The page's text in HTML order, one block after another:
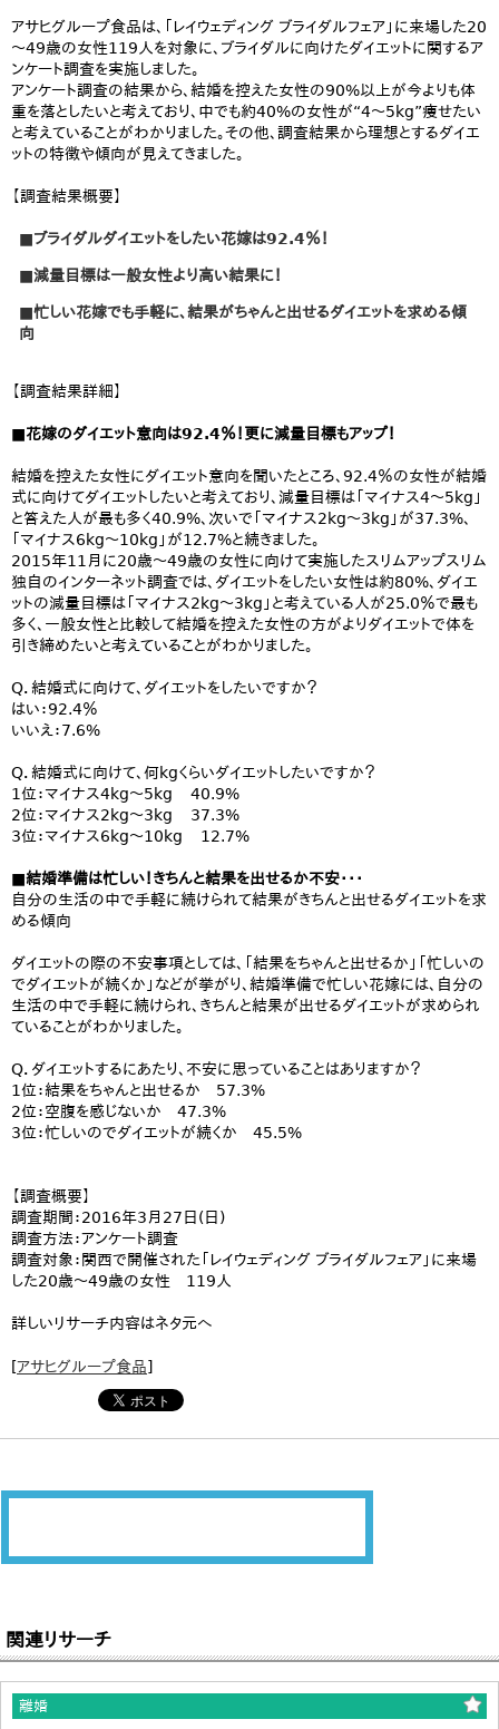
アサヒグループ食品は、「レイウェディング ブライダルフェア」に来場した20
～49歳の女性119人を対象に、ブライダルに向けたダイエットに関するア
ンケート調査を実施しました。
アンケート調査の結果から、結婚を控えた女性の90%以上が今よりも体
重を落としたいと考えており、中でも約40%の女性が“4～5kg”痩せたい
と考えていることがわかりました。その他、調査結果から理想とするダイエ
ットの特徴や傾向が見えてきました。
【調査結果概要】
■ブライダルダイエットをしたい花嫁は92.4％！
■減量目標は一般女性より高い結果に！
■忙しい花嫁でも手軽に、結果がちゃんと出せるダイエットを求める傾
向
【調査結果詳細】
■花嫁のダイエット意向は92.4％！更に減量目標もアップ！
結婚を控えた女性にダイエット意向を聞いたところ、92.4％の女性が結婚
式に向けてダイエットしたいと考えており、減量目標は「マイナス4～5kg」
と答えた人が最も多く40.9%、次いで「マイナス2kg～3kg」が37.3%、
「マイナス6kg～10kg」が12.7%と続きました。
2015年11月に20歳～49歳の女性に向けて実施したスリムアップスリム
独自のインターネット調査では、ダイエットをしたい女性は約80%、ダイエ
ットの減量目標は「マイナス2kg～3kg」と考えている人が25.0％で最も
多く、一般女性と比較して結婚を控えた女性の方がよりダイエットで体を
引き締めたいと考えていることがわかりました。
Q．結婚式に向けて、ダイエットをしたいですか？
はい：92.4％
いいえ：7.6%
Q．結婚式に向けて、何kgくらいダイエットしたいですか？
1位：マイナス4kg～5kg 40.9%
2位：マイナス2kg～3kg 37.3%
3位：マイナス6kg～10kg 12.7%
■結婚準備は忙しい！きちんと結果を出せるか不安・・・
自分の生活の中で手軽に続けられて結果がきちんと出せるダイエットを求
める傾向
ダイエットの際の不安事項としては、「結果をちゃんと出せるか」「忙しいの
でダイエットが続くか」などが挙がり、結婚準備で忙しい花嫁には、自分の
生活の中で手軽に続けられ、きちんと結果が出せるダイエットが求められ
ていることがわかりました。
Q．ダイエットするにあたり、不安に思っていることはありますか？
1位：結果をちゃんと出せるか 57.3%
2位：空腹を感じないか 47.3%
3位：忙しいのでダイエットが続くか 45.5%
【調査概要】
調査期間：2016年3月27日(日)
調査方法：アンケート調査
調査対象：関西で開催された「レイウェディング ブライダルフェア」に来場
した20歳～49歳の女性 119人
詳しいリサーチ内容はネタ元へ
[アサヒグループ食品]
関連リサーチ
離婚